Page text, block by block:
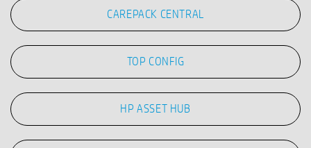
CAREPACK CENTRAL
TOP CONFIG
HP ASSET HUB